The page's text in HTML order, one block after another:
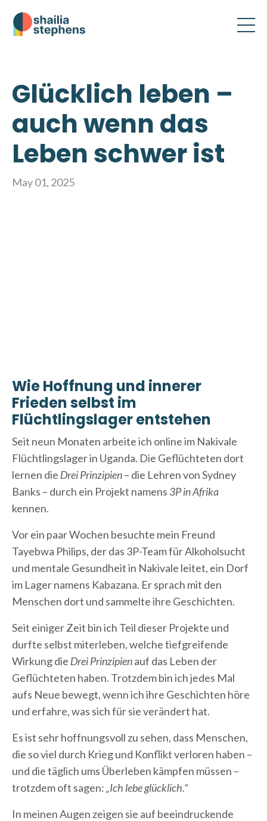
Glücklich leben –
auch wenn das
Leben schwer ist
May 01, 2025
Wie Hoffnung und innerer
Frieden selbst im
Flüchtlingslager entstehen
Seit neun Monaten arbeite ich online im Nakivale
Flüchtlingslager in Uganda. Die Geflüchteten dort
lernen die Drei Prinzipien– die Lehren von Sydney
Banks – durch ein Projekt namens 3P in Afrika
kennen.
Vor ein paar Wochen besuchte mein Freund
Tayebwa Philips, der das 3P-Team für Alkoholsucht
und mentale Gesundheit in Nakivale leitet, ein Dorf
im Lager namens Kabazana. Er sprach mit den
Menschen dort und sammelte ihre Geschichten.
Seit einiger Zeit bin ich Teil dieser Projekte und
durfte selbst miterleben, welche tiefgreifende
Wirkung die Drei Prinzipienauf das Leben der
Geflüchteten haben. Trotzdem bin ich jedes Mal
aufs Neue bewegt, wenn ich ihre Geschichten höre
und erfahre, was sich für sie verändert hat.
Es ist sehr hoffnungsvoll zu sehen, dass Menschen,
die so viel durch Krieg und Konflikt verloren haben –
und die täglich ums Überleben kämpfen müssen –
trotzdem oft sagen:„Ich lebe glücklich.“
In meinen Augen zeigen sie auf beeindruckende